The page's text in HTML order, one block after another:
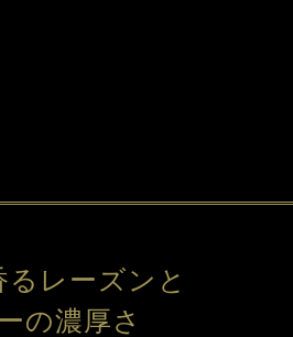
るレーズンと
の濃厚さ